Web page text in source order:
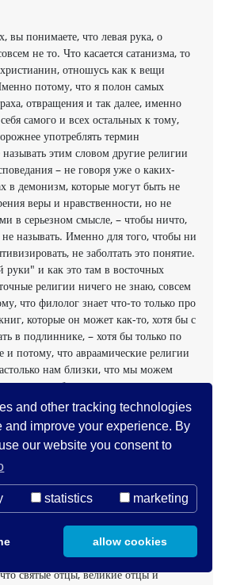
and other tracking technologies
and improve your experience. By
our website you consent to
statistics marketing
allow cookies
вы понимаете, что левая рука, о
не то. Что касается сатанизма, то
отношусь как к вещи
потому, что я полон самых
отвращения и так далее, именно
самого и всех остальных к тому,
употреблять термин
этим словом другие религии
– не говоря уже о каких-
в демонизм, которые могут быть не
веры и нравственности, но не
в серьезном смысле, – чтобы ничто,
не называть. Именно для того, чтобы ни
не заболтать это понятие.
руки" и как это там в восточных
религии ничего не знаю, совсем
что филолог знает что-то только про
которые он может как-то, хотя бы с
в подлиннике, – хотя бы только по
потому, что авраамические религии
нам близки, что мы можем
ужасно не близки, именно потому, что
Но то, что дальше на восток, – я
ничего. Что же касается сатанизма, то
нам велено не впадать в
Вы знаете, даже нашему
Священному Преданию мы
что мы принимаем согласие святых
святые отцы, великие отцы и